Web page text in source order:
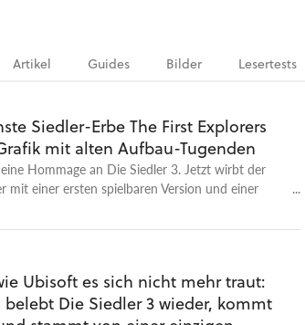
Artikel Guides Bilder Lesertests
Siedler-Erbe The First Explorers
mit alten Aufbau-Tugenden
Hommage an Die Siedler 3. Jetzt wirbt der
mit einer ersten spielbaren Version und einer
Ubisoft es sich nicht mehr traut:
belebt Die Siedler 3 wieder, kommt